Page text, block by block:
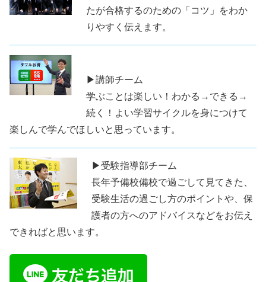
たが合格するのための「コツ」をわか
りやすく伝えます。
▶講師チーム
学ぶことは楽しい！わかる→できる→
続く！よい学習サイクルを身につけて
楽しんで学んでほしいと思っています。
▶受験指導部チーム
長年予備校備校で過ごして見てきた、
受験生活の過ごし方のポイントや、保
護者の方へのアドバイスなどをお伝え
できればと思います。